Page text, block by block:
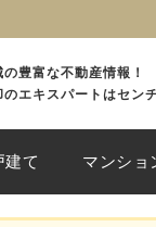
豊富な不動産情報！
のエキスパートはセン
建て マンショ